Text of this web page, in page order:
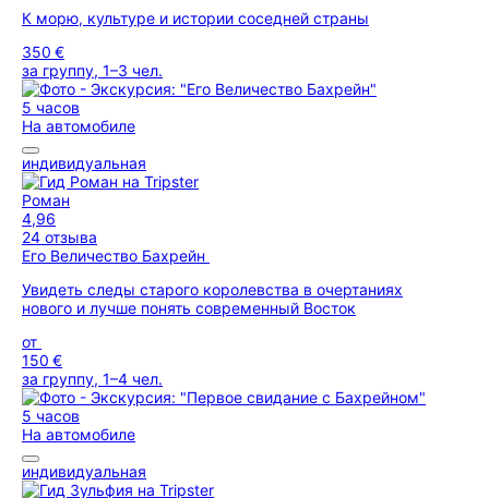
К морю, культуре и истории соседней страны
350 €
за группу, 1–3 чел.
5 часов
На автомобиле
индивидуальная
Роман
4,96
24 отзыва
Его Величество Бахрейн
Увидеть следы старого королевства в очертаниях
нового и лучше понять современный Восток
от
150 €
за группу, 1–4 чел.
5 часов
На автомобиле
индивидуальная